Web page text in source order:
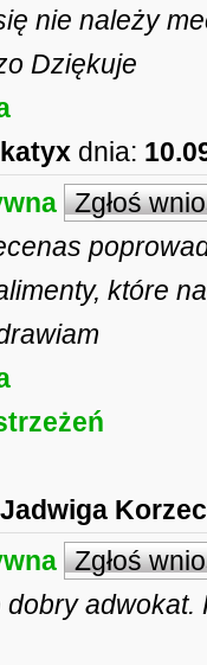
nie należy
Dziękuje
katyx dnia:
Zgłoś
które
Jadwiga Korzec
Zgłoś
dobry adwokat.